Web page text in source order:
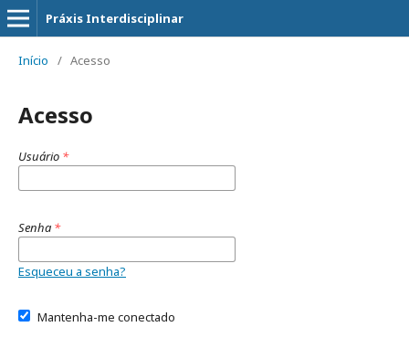
Práxis Interdisciplinar
Início / Acesso
Acesso
Usuário *
Senha *
Esqueceu a senha?
Mantenha-me conectado